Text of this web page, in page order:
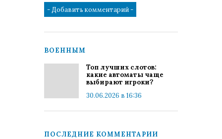
ВОЕННЫМ
Топ лучших слотов:
какие автоматы чаще
выбирают игроки?
30.06.2026 в 16:36
ПОСЛЕДНИЕ КОММЕНТАРИИ